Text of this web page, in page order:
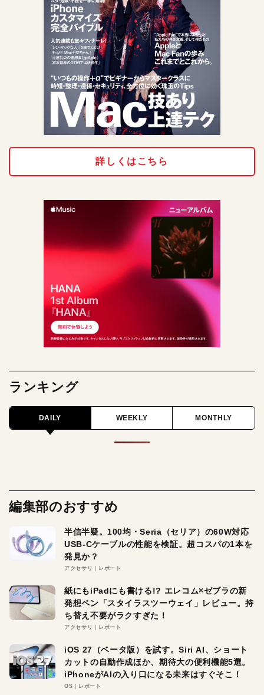
詳しくはこちら
ランキング
DAILY WEEKLY MONTHLY
編集部のおすすめ
半信半疑。100均・Seria（セリア）の60W対応
USB-Cケーブルの性能を検証。超コスパの1本を
発見か？
アクセサリ レポート
紙にもiPadにも書ける!? エレコム×ゼブラの新
発想ペン「スタイラスツーウェイ」レビュー。持
ち替え不要がラクすぎた！
アクセサリ レポート
iOS 27（ベータ版）を試す。Siri AI、ショート
カットの自動作成ほか、期待大の便利機能5選。
iPhoneがAIの入り口になる未来はすぐそこ！
OS レポート